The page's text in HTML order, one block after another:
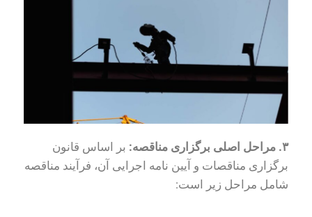
۳. مراحل اصلی برگزاری مناقصه: بر اساس قانون
برگزاری مناقصات و آیین نامه اجرایی آن، فرآیند مناقصه
شامل مراحل زیر است: